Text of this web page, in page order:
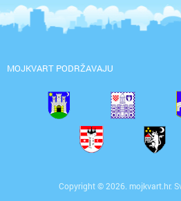
MOJKVART PODRŽAVAJU
Copyright © 2026. mojkvart.hr.